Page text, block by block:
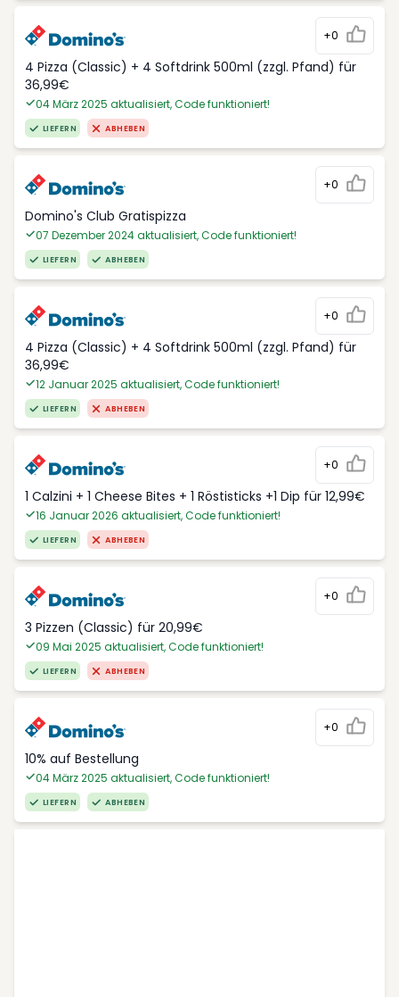
+0
4 Pizza (Classic) + 4 Softdrink 500ml (zzgl. Pfand) für
36,99€
04 März 2025 aktualisiert, Code funktioniert!
LIEFERN ABHEBEN
+0
Domino's Club Gratispizza
07 Dezember 2024 aktualisiert, Code funktioniert!
LIEFERN ABHEBEN
+0
4 Pizza (Classic) + 4 Softdrink 500ml (zzgl. Pfand) für
36,99€
12 Januar 2025 aktualisiert, Code funktioniert!
LIEFERN ABHEBEN
+0
1 Calzini + 1 Cheese Bites + 1 Röstisticks +1 Dip für 12,99€
16 Januar 2026 aktualisiert, Code funktioniert!
LIEFERN ABHEBEN
+0
3 Pizzen (Classic) für 20,99€
09 Mai 2025 aktualisiert, Code funktioniert!
LIEFERN ABHEBEN
+0
10% auf Bestellung
04 März 2025 aktualisiert, Code funktioniert!
LIEFERN ABHEBEN